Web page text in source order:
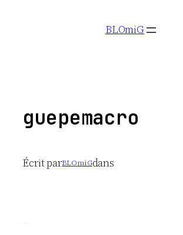
BLOmiG
guepemacro
Écrit parBLOmiGdans